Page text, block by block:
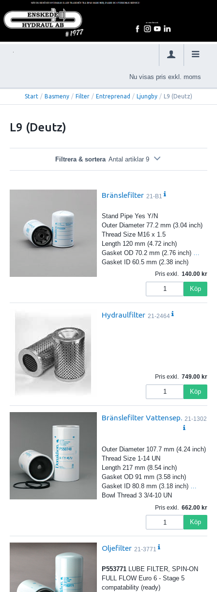
Nu visas pris exkl. moms
Start / Basmeny / Filter / Entreprenad / Ljungby / L9 (Deutz)
L9 (Deutz)
Filtrera & sortera Antal artiklar 9
Bränslefilter 21-B1
Stand Pipe Yes Y/N
Outer Diameter 77.2 mm (3.04 inch)
Thread Size M16 x 1.5
Length 120 mm (4.72 inch)
Gasket OD 70.2 mm (2.76 inch)
Gasket ID 60.5 mm (2.38 inch)
Pris exkl. 140.00
Köp
Hydraulfilter 21-2464
Pris exkl. 749.00
Köp
Bränslefilter Vattensep. 21-1302
Outer Diameter 107.7 mm (4.24 inch)
Thread Size 1-14 UN
Length 217 mm (8.54 inch)
Gasket OD 91 mm (3.58 inch)
Gasket ID 80.8 mm (3.18 inch) …
Bowl Thread 3 3/4-10 UN
Pris exkl. 662.00
Köp
Oljefilter 21-3771
P553771LUBE FILTER, SPIN-ON
FULL FLOW Euro 6 - Stage 5
compatability (ready)